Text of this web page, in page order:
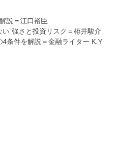
説＝江口裕臣
”強さと投資リスク＝栫井駿介
条件を解説＝金融ライター K.Y